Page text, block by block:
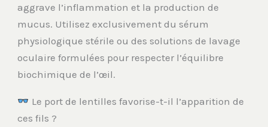
aggrave l’inflammation et la production de
mucus. Utilisez exclusivement du sérum
physiologique stérile ou des solutions de lavage
oculaire formulées pour respecter l’équilibre
biochimique de l’œil.
Le port de lentilles favorise-t-il l’apparition de
ces fils ?